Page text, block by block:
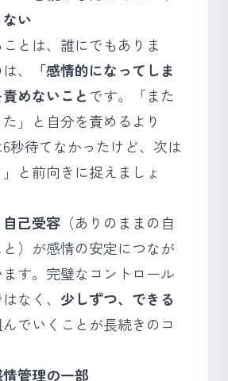
い
とは、誰にでもありま
、
「感情的になってしま
めないことです。「また
」と自分を責めるより
秒待てなかったけど、次は
と前向きに捉えましょ
自己受容 （ありのままの自
）が感情の安定につなが
す。完璧なコントロール
なく、 少しずつ、できる
でいくことが長続きのコ
管理の一部